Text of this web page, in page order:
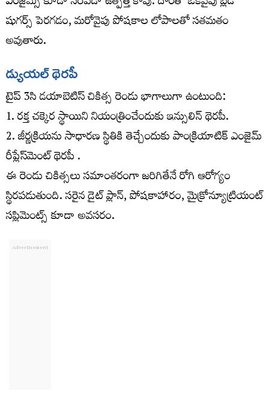
షుగర్స్ పెరగడం, మరోవైపు పోషకాల లోపాలతో సతమతం
అవుతారు.
డ్యుయల్ థెరపీ
టైప్ 3సి డయాబెటిస్ చికిత్స రెండు భాగాలుగా ఉంటుంది:
1. రక్త చక్కెర స్థాయిని నియంత్రించేందుకు ఇన్సులిన్ థెరపీ.
2. జీర్ణక్రియను సాధారణ స్థితికి తెచ్చేందుకు పాంక్రియాటిక్ ఎంజైమ్
రీప్లేస్‌మెంట్ థెరపీ .
ఈ రెండు చికిత్సలు సమాంతరంగా జరిగితేనే రోగి ఆరోగ్యం
స్థిరపడుతుంది. సరైన డైట్ ప్లాన్, పోషకాహారం, మైక్రోన్యూట్రియంట్
సప్లిమెంట్స్ కూడా అవసరం.